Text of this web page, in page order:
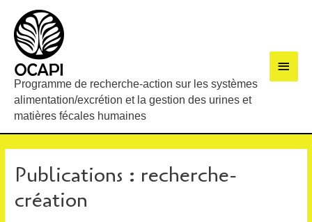
Programme de recherche-action sur les systèmes
alimentation/excrétion et la gestion des urines et
matières fécales humaines
Publications : recherche-
création